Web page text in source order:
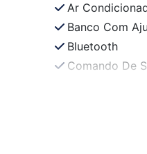
Ar
Banco Com
Bluetooth
Comando De